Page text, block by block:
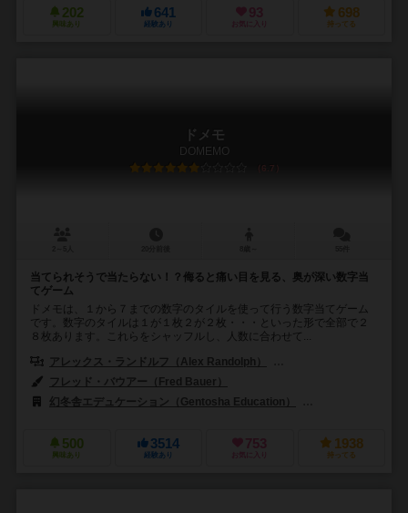
202
興味あり
641
経験あり
93
お気に入り
698
持ってる
ドメモ
DOMEMO
6.7
当てられそうで当たらない！？侮ると痛い目を見る、奥が深い数字当
てゲーム
ドメモは、１から７までの数字のタイルを使って行う数字当てゲーム
です。数字のタイルは１が１枚２が２枚・・・といった形で全部で２
８枚あります。これらをシャッフルし、人数に合わせて...
アレックス・ランドルフ（Alex Randolph）
フレッド・バウアー（Fred Bauer）
幻冬舎エデュケーション（Gentosha Education）
500
興味あり
3514
経験あり
753
お気に入り
1938
持ってる